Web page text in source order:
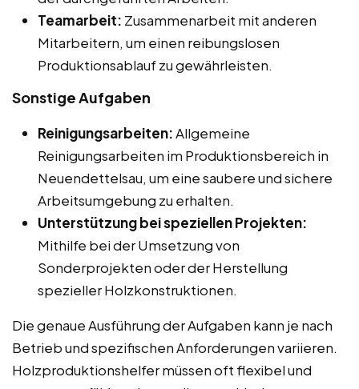
Teamarbeit: Zusammenarbeit mit anderen
Mitarbeitern, um einen reibungslosen
Produktionsablauf zu gewährleisten.
Sonstige Aufgaben
Reinigungsarbeiten:Allgemeine
Reinigungsarbeiten im Produktionsbereich in
Neuendettelsau, um eine saubere und sichere
Arbeitsumgebung zu erhalten.
Unterstützung bei speziellen Projekten:
Mithilfe bei der Umsetzung von
Sonderprojekten oder der Herstellung
spezieller Holzkonstruktionen.
Die genaue Ausführung der Aufgaben kann je nach
Betrieb und spezifischen Anforderungen variieren.
Holzproduktionshelfer müssen oft flexibel und